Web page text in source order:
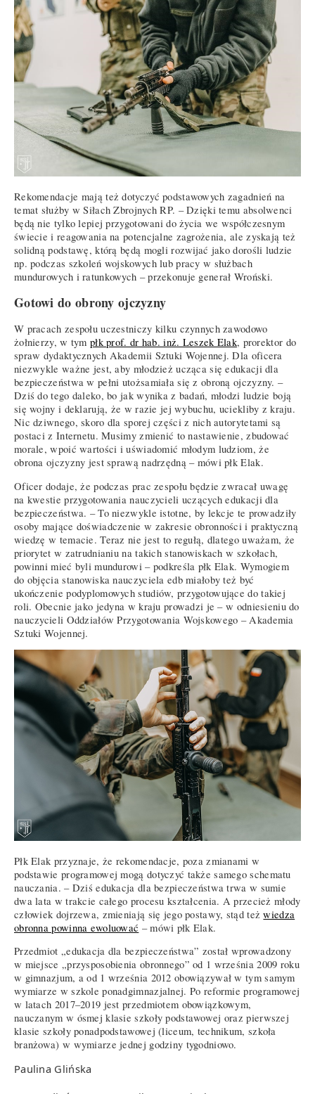
Rekomendacje mają też dotyczyć podstawowych zagadnień na
temat służby w Siłach Zbrojnych RP. – Dzięki temu absolwenci
będą nie tylko lepiej przygotowani do życia we współczesnym
świecie i reagowania na potencjalne zagrożenia, ale zyskają też
solidną podstawę, którą będą mogli rozwijać jako dorośli ludzie
np. podczas szkoleń wojskowych lub pracy w służbach
mundurowych i ratunkowych – przekonuje generał Wroński.
Gotowi do obrony ojczyzny
W pracach zespołu uczestniczy kilku czynnych zawodowo
żołnierzy, w tym płk prof. dr hab. inż. Leszek Elak, prorektor do
spraw dydaktycznych Akademii Sztuki Wojennej. Dla oficera
niezwykle ważne jest, aby młodzież ucząca się edukacji dla
bezpieczeństwa w pełni utożsamiała się z obroną ojczyzny. –
Dziś do tego daleko, bo jak wynika z badań, młodzi ludzie boją
się wojny i deklarują, że w razie jej wybuchu, uciekliby z kraju.
Nic dziwnego, skoro dla sporej części z nich autorytetami są
postaci z Internetu. Musimy zmienić to nastawienie, zbudować
morale, wpoić wartości i uświadomić młodym ludziom, że
obrona ojczyzny jest sprawą nadrzędną – mówi płk Elak.
Oficer dodaje, że podczas prac zespołu będzie zwracał uwagę
na kwestie przygotowania nauczycieli uczących edukacji dla
bezpieczeństwa. – To niezwykle istotne, by lekcje te prowadziły
osoby mające doświadczenie w zakresie obronności i praktyczną
wiedzę w temacie. Teraz nie jest to regułą, dlatego uważam, że
priorytet w zatrudnianiu na takich stanowiskach w szkołach,
powinni mieć byli mundurowi – podkreśla płk Elak. Wymogiem
do objęcia stanowiska nauczyciela edb miałoby też być
ukończenie podyplomowych studiów, przygotowujące do takiej
roli. Obecnie jako jedyna w kraju prowadzi je – w odniesieniu do
nauczycieli Oddziałów Przygotowania Wojskowego – Akademia
Sztuki Wojennej.
Płk Elak przyznaje, że rekomendacje, poza zmianami w
podstawie programowej mogą dotyczyć także samego schematu
nauczania. – Dziś edukacja dla bezpieczeństwa trwa w sumie
dwa lata w trakcie całego procesu kształcenia. A przecież młody
człowiek dojrzewa, zmieniają się jego postawy, stąd teżwiedza
obronna powinna ewoluować – mówi płk Elak.
Przedmiot „edukacja dla bezpieczeństwa” został wprowadzony
w miejsce „przysposobienia obronnego” od 1 września 2009 roku
w gimnazjum, a od 1 września 2012 obowiązywał w tym samym
wymiarze w szkole ponadgimnazjalnej. Po reformie programowej
w latach 2017–2019 jest przedmiotem obowiązkowym,
nauczanym w ósmej klasie szkoły podstawowej oraz pierwszej
klasie szkoły ponadpodstawowej (liceum, technikum, szkoła
branżowa) w wymiarze jednej godziny tygodniowo.
Paulina Glińska